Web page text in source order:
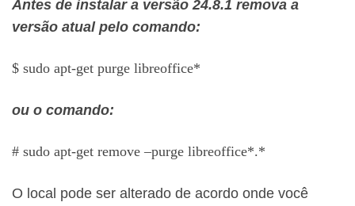
Antes de instalar a versão 24.8.1 remova a
versão atual pelo comando:
$ sudo apt-get purge libreoffice*
ou o comando:
# sudo apt-get remove –purge libreoffice*.*
O local pode ser alterado de acordo onde você